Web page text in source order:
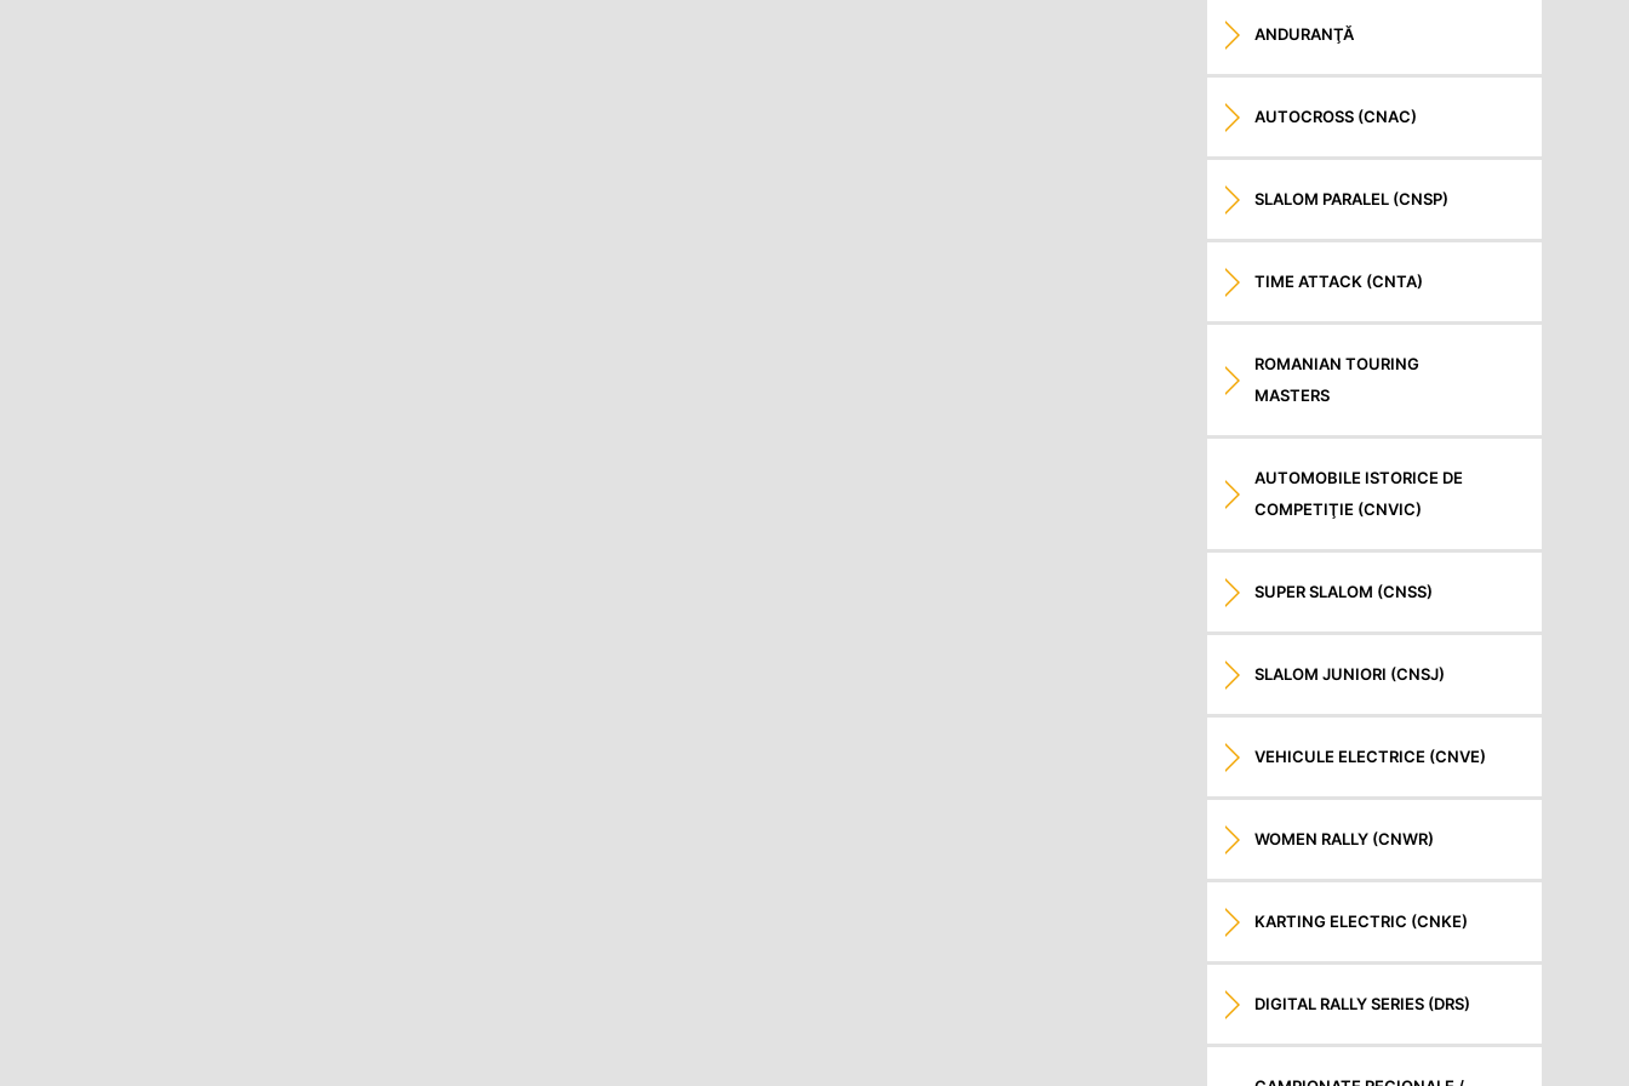
ANDURANŢĂ
AUTOCROSS (CNAC)
SLALOM PARALEL (CNSP)
TIME ATTACK (CNTA)
ROMANIAN TOURING
MASTERS
AUTOMOBILE ISTORICE DE
COMPETIŢIE (CNVIC)
SUPER SLALOM (CNSS)
SLALOM JUNIORI (CNSJ)
VEHICULE ELECTRICE (CNVE)
WOMEN RALLY (CNWR)
KARTING ELECTRIC (CNKE)
DIGITAL RALLY SERIES (DRS)